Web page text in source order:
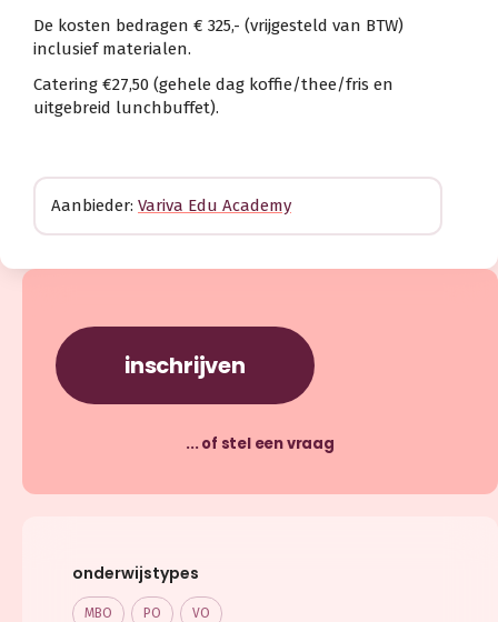
De kosten bedragen € 325,- (vrijgesteld van BTW)
inclusief materialen.
Catering €27,50 (gehele dag koffie/thee/fris en
uitgebreid lunchbuffet).
Aanbieder: Variva Edu Academy
inschrijven
... of stel een vraag
onderwijstypes
MBO PO VO